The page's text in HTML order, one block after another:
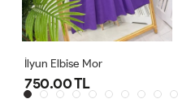
Şimal Elbise Kırmızı
580.00 TL